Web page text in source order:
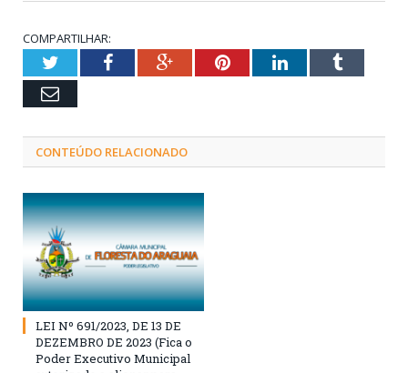
COMPARTILHAR:
TwitterFacebookGoogle+PinterestLinkedInTumblr
Email
CONTEÚDO RELACIONADO
LEI Nº 691/2023, DE 13 DE
DEZEMBRO DE 2023 (Fica o
Poder Executivo Municipal